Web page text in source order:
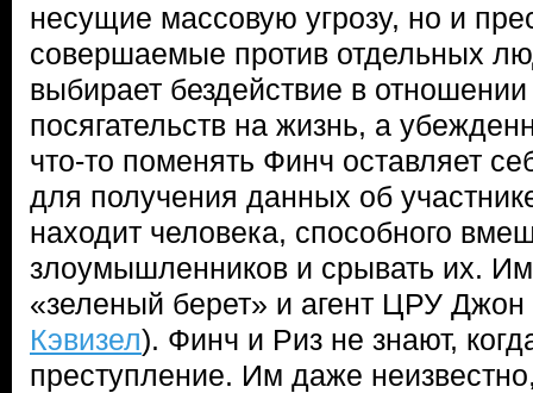
несущие массовую угрозу, но и
совершаемые против отдельных
выбирает бездействие в
посягательств на жизнь, а
что-то поменять Финч оставляет
для получения данных об
находит человека, способного
злоумышленников и срывать их.
«зеленый берет» и агент ЦРУ Джон
Кэвизел). Финч и Риз не знают,
преступление. Им даже